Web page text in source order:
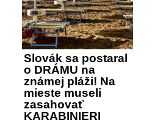
Slovák sa postaral
o DRÁMU na
známej pláži! Na
mieste museli
zasahovať
KARABINIERI